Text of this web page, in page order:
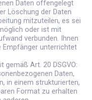
Daten offengelegt
Löschung der Daten
mitzuteilen, es sei
oder ist mit
verbunden. Ihnen
Empfänger unterrichtet
gemäß Art. 20 DSGVO:
Daten,
in einem strukturierten,
Format zu erhalten